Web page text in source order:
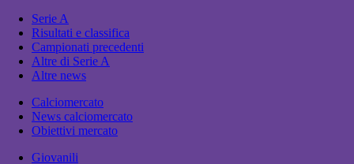
Serie A
Risultati e classifica
Campionati precedenti
Altre di Serie A
Altre news
Calciomercato
News calciomercato
Obiettivi mercato
Giovanili